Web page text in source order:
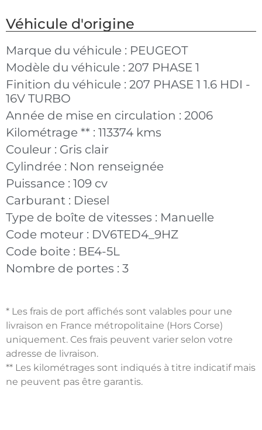
Véhicule d'origine
Marque du véhicule : PEUGEOT
Modèle du véhicule : 207 PHASE 1
Finition du véhicule : 207 PHASE 1 1.6 HDI -
16V TURBO
Année de mise en circulation : 2006
Kilométrage ** : 113374 kms
Couleur : Gris clair
Cylindrée : Non renseignée
Puissance : 109 cv
Carburant : Diesel
Type de boîte de vitesses : Manuelle
Code moteur : DV6TED4_9HZ
Code boite : BE4-5L
Nombre de portes : 3
* Les frais de port affichés sont valables pour une
livraison en France métropolitaine (Hors Corse)
uniquement. Ces frais peuvent varier selon votre
adresse de livraison.
** Les kilométrages sont indiqués à titre indicatif mais
ne peuvent pas être garantis.